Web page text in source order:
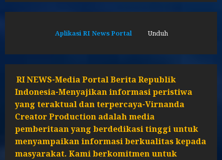
Aplikasi RI News Portal Unduh
RI NEWS-Media Portal Berita Republik
Indonesia-Menyajikan informasi peristiwa
yang teraktual dan terpercaya-Virnanda
Creator Production adalah media
pemberitaan yang berdedikasi tinggi untuk
menyampaikan informasi berkualitas kepada
masyarakat. Kami berkomitmen untuk